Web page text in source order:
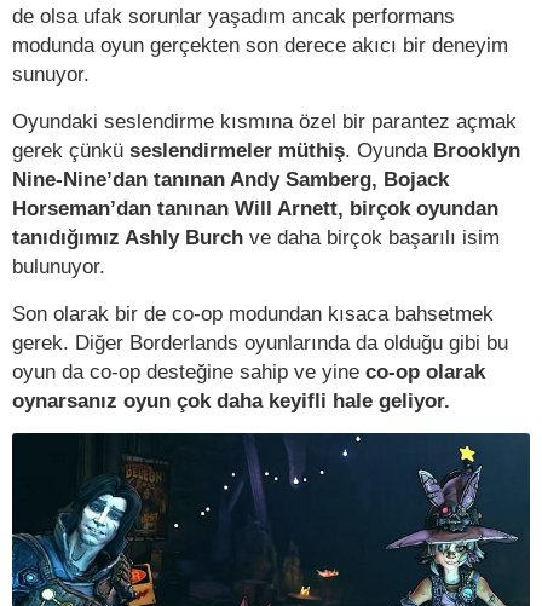
de olsa ufak sorunlar yaşadım ancak performans
modunda oyun gerçekten son derece akıcı bir deneyim
sunuyor.
Oyundaki seslendirme kısmına özel bir parantez açmak
gerek çünkü seslendirmeler müthiş. Oyunda Brooklyn
Nine-Nine’dan tanınan Andy Samberg, Bojack
Horseman’dan tanınan Will Arnett, birçok oyundan
tanıdığımız Ashly Burch ve daha birçok başarılı isim
bulunuyor.
Son olarak bir de co-op modundan kısaca bahsetmek
gerek. Diğer Borderlands oyunlarında da olduğu gibi bu
oyun da co-op desteğine sahip ve yine co-op olarak
oynarsanız oyun çok daha keyifli hale geliyor.